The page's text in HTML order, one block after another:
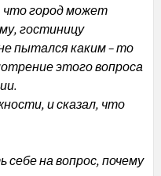
город может
гостиницу
пытался каким – то
этого вопроса
и сказал, что
на вопрос, почему